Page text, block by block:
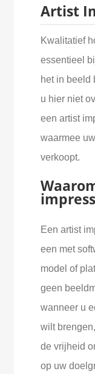
Artist
Kwalitatief
essentieel
het in beeld
u hier niet
een artist
waarmee
verkoopt.
Een artist
een met
model of
geen
wanneer u
wilt
de vrijheid
op uw